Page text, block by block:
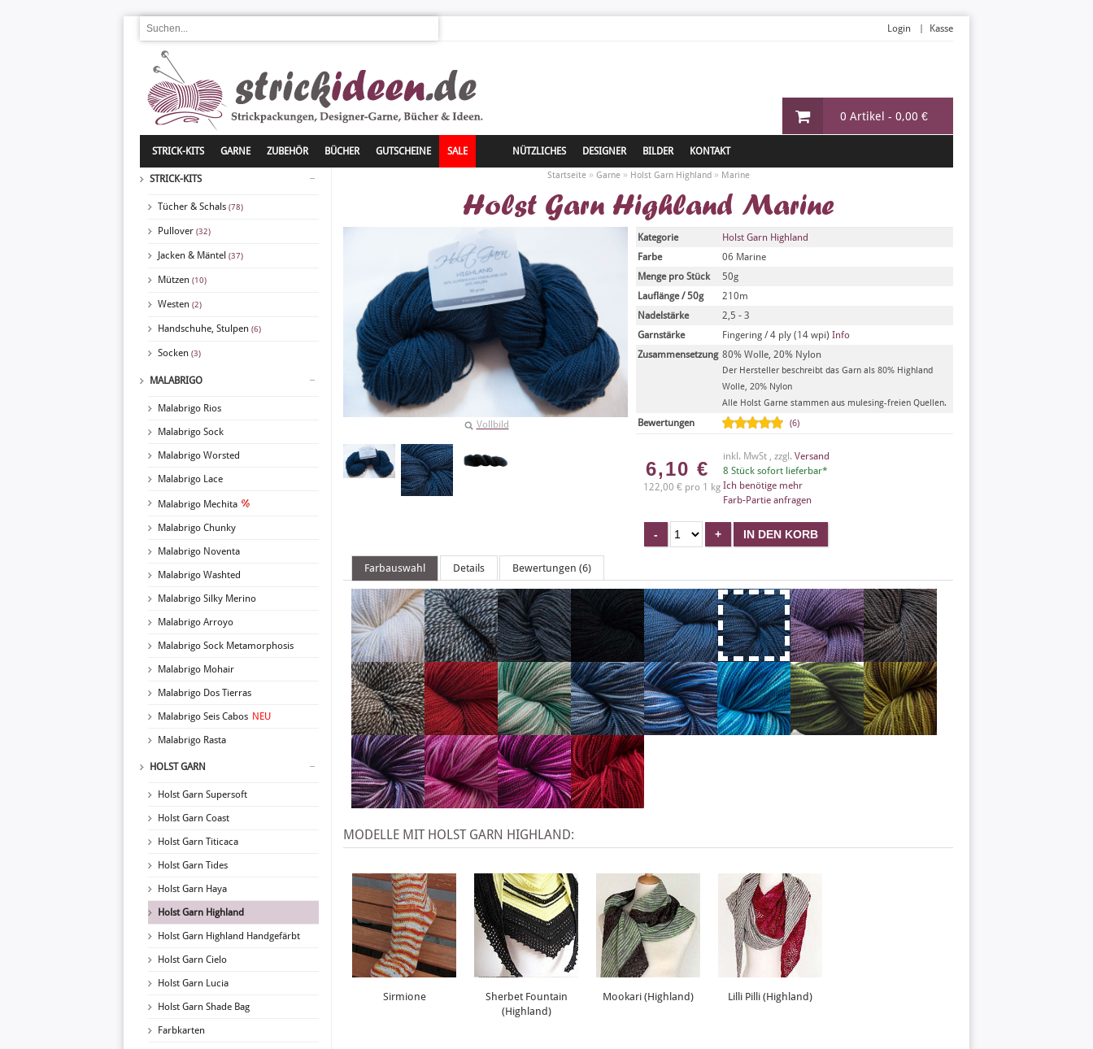
0 Artikel - 0,00 €
Login Kasse
STRICK-KITS GARNE ZUBEHÖR BÜCHER GUTSCHEINE SALE NÜTZLICHES DESIGNER BILDER KONTAKT
STRICK-KITS
Tücher & Schals (78)
Pullover (32)
Jacken & Mäntel (37)
Mützen (10)
Westen (2)
Handschuhe, Stulpen (6)
Socken (3)
MALABRIGO
Malabrigo Rios
Malabrigo Sock
Malabrigo Worsted
Malabrigo Lace
Malabrigo Mechita
Malabrigo Chunky
Malabrigo Noventa
Malabrigo Washted
Malabrigo Silky Merino
Malabrigo Arroyo
Malabrigo Sock Metamorphosis
Malabrigo Mohair
Malabrigo Dos Tierras
Malabrigo Seis Cabos NEU
Malabrigo Rasta
HOLST GARN
Holst Garn Supersoft
Holst Garn Coast
Holst Garn Titicaca
Holst Garn Tides
Holst Garn Haya
Holst Garn Highland
Holst Garn Highland Handgefärbt
Holst Garn Cielo
Holst Garn Lucia
Holst Garn Shade Bag
Farbkarten
Startseite» Garne» Holst Garn Highland» Marine
Holst Garn Highland Marine
Vollbild
Kategorie
Holst Garn Highland
Farbe
06 Marine
Menge pro Stück
50g
Lauflänge / 50g
210m
Nadelstärke
2,5 - 3
Garnstärke
Fingering / 4 ply (14 wpi) Info
Zusammensetzung 80% Wolle, 20% Nylon
Der Hersteller beschreibt das Garn als 80% Highland
Wolle, 20% Nylon
Alle Holst Garne stammen aus mulesing-freien Quellen.
Bewertungen (6)
6,10 €
122,00 € pro 1 kg
inkl. MwSt , zzgl. Versand
8 Stück sofort lieferbar*
Ich benötige mehr
Farb-Partie anfragen
Farbauswahl Details Bewertungen (6)
X
MODELLE MIT HOLST GARN HIGHLAND:
Sirmione
Sherbet Fountain
(Highland)
Mookari (Highland) Lilli Pilli (Highland)